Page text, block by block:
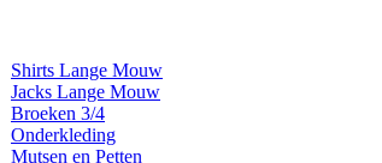
Shirts Lange Mouw
Jacks Lange Mouw
Broeken 3/4
Onderkleding
Mutsen en Petten